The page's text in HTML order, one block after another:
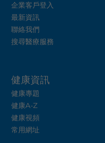
企業客戶登入
最新資訊
聯絡我們
搜尋醫療服務
健康資訊
健康專題
健康A-Z
健康視頻
常用網址